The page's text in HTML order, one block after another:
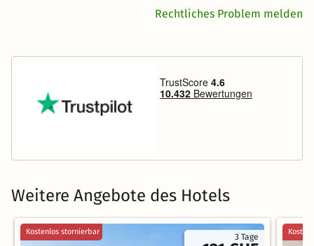
Rechtliches Problem melden
Weitere Angebote des Hotels
3 Tage
Kostenlos stornierbar